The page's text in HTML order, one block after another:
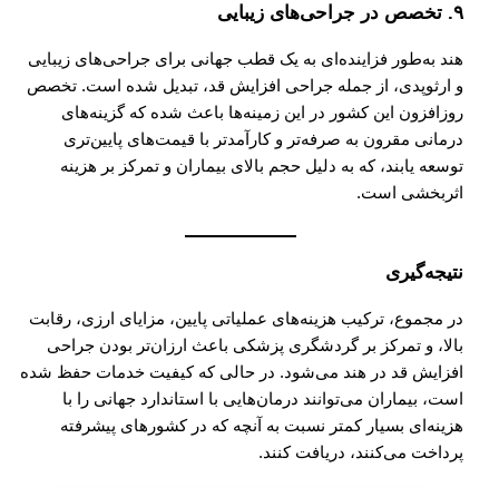
۹. تخصص در جراحی‌های زیبایی
هند به‌طور فزاینده‌ای به یک قطب جهانی برای جراحی‌های زیبایی
و ارثوپدی، از جمله جراحی افزایش قد، تبدیل شده است. تخصص
روزافزون این کشور در این زمینه‌ها باعث شده که گزینه‌های
درمانی مقرون به صرفه‌تر و کارآمدتر با قیمت‌های پایین‌تری
توسعه یابند، که به دلیل حجم بالای بیماران و تمرکز بر هزینه‌
اثربخشی است.
نتیجه‌گیری
در مجموع، ترکیب هزینه‌های عملیاتی پایین، مزایای ارزی، رقابت
بالا، و تمرکز بر گردشگری پزشکی باعث ارزان‌تر بودن جراحی
افزایش قد در هند می‌شود. در حالی که کیفیت خدمات حفظ شده
است، بیماران می‌توانند درمان‌هایی با استاندارد جهانی را با
هزینه‌ای بسیار کمتر نسبت به آنچه که در کشورهای پیشرفته
پرداخت می‌کنند، دریافت کنند.